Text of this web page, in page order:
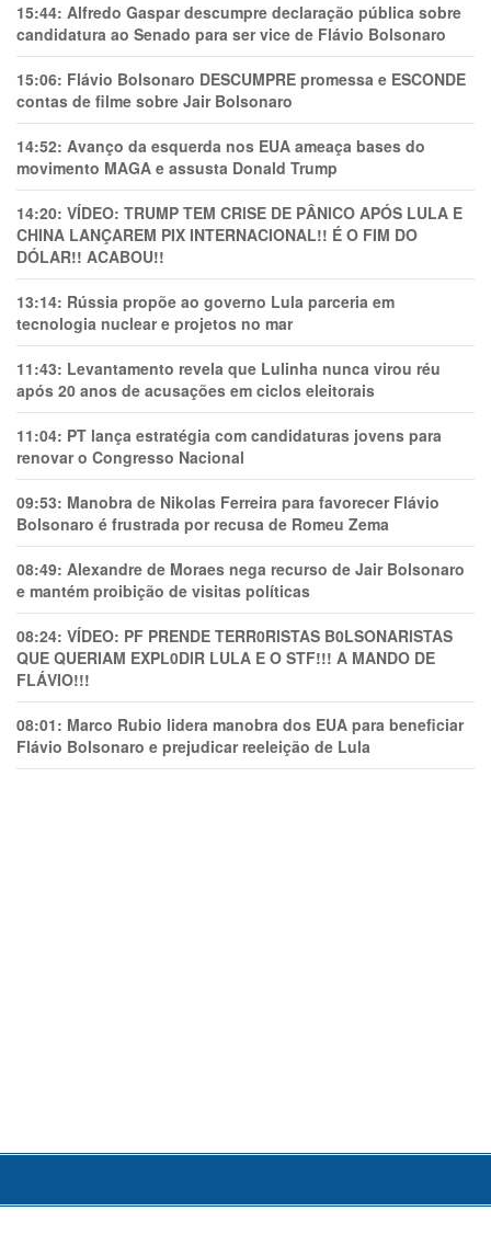
15:44: Alfredo Gaspar descumpre declaração pública sobre
candidatura ao Senado para ser vice de Flávio Bolsonaro
15:06: Flávio Bolsonaro DESCUMPRE promessa e ESCONDE
contas de filme sobre Jair Bolsonaro
14:52: Avanço da esquerda nos EUA ameaça bases do
movimento MAGA e assusta Donald Trump
14:20: VÍDEO: TRUMP TEM CRlSE DE PÂNlCO APÓS LULA E
CHINA LANÇAREM PIX INTERNACIONAL!! É O FIM DO
DÓLAR!! ACABOU!!
13:14: Rússia propõe ao governo Lula parceria em
tecnologia nuclear e projetos no mar
11:43: Levantamento revela que Lulinha nunca virou réu
após 20 anos de acusações em ciclos eleitorais
11:04: PT lança estratégia com candidaturas jovens para
renovar o Congresso Nacional
09:53: Manobra de Nikolas Ferreira para favorecer Flávio
Bolsonaro é frustrada por recusa de Romeu Zema
08:49: Alexandre de Moraes nega recurso de Jair Bolsonaro
e mantém proibição de visitas políticas
08:24: VÍDEO: PF PRENDE TERR0RlSTAS B0LSONARlSTAS
QUE QUERIAM EXPL0DlR LULA E O STF!!! A MANDO DE
FLÁVIO!!!
08:01: Marco Rubio lidera manobra dos EUA para beneficiar
Flávio Bolsonaro e prejudicar reeleição de Lula